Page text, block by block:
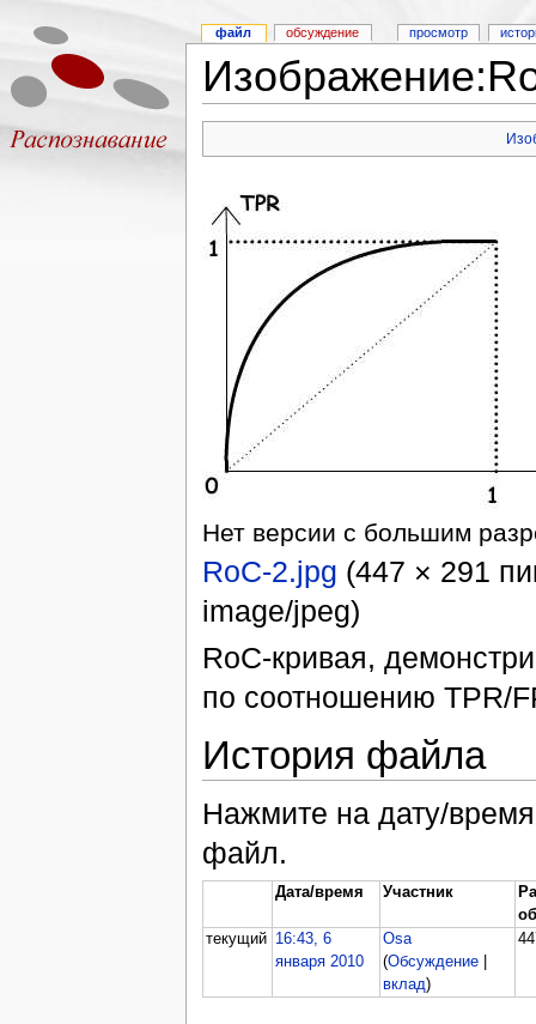
Нет версии с большим
RoC-2.jpg (447 × 291
image/jpeg)
RoC-кривая,
по соотношению TPR/
История файла
Нажмите на дату/
файл.
Дата/время Участник
текущий 16:43, 6
января 2010
Osa
(Обсуждение
вклад)
файл обсуждение просмотр